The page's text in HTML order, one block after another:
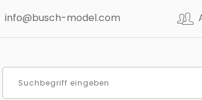
info@busch-model.com